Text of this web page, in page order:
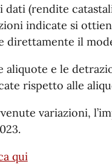
(rendite
indicate si
direttamente il
aliquote e le
rispetto alle
variazioni,
qui